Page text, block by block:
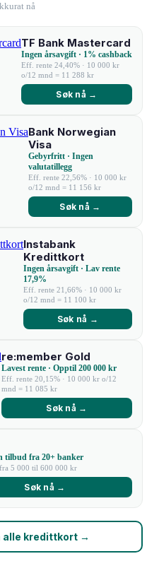
nå
TF Bank Mastercard
Ingen årsavgift · 1% cashback
Eff. rente 24,40% · 10 000 kr
o/12 mnd = 11 288 kr
Søk nå →
Bank Norwegian
Visa
Gebyrfritt · Ingen
valutatillegg
Eff. rente 22,56% · 10 000 kr
o/12 mnd = 11 156 kr
Søk nå →
Instabank
Kredittkort
Ingen årsavgift · Lav rente
17,9%
Eff. rente 21,66% · 10 000 kr
o/12 mnd = 11 100 kr
Søk nå →
re:member Gold
Lavest rente · Opptil 200 000 kr
Eff. rente 20,15% · 10 000 kr o/12
mnd = 11 085 kr
Søk nå →
tilbud fra 20+ banker
5 000 til 600 000 kr
Søk nå →
alle kredittkort →